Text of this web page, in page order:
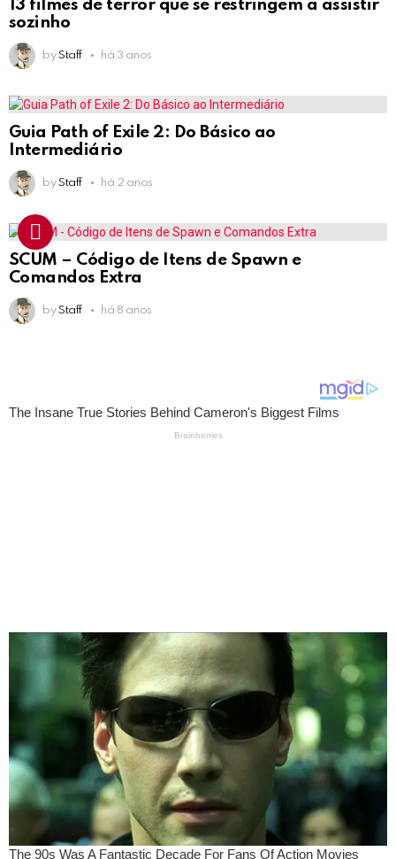
13 filmes de terror que se restringem a assistir
sozinho
by Staff há 3 anos
Guia Path of Exile 2: Do Básico ao
Intermediário
by Staff há 2 anos
SCUM – Código de Itens de Spawn e
Comandos Extra
by Staff há 8 anos